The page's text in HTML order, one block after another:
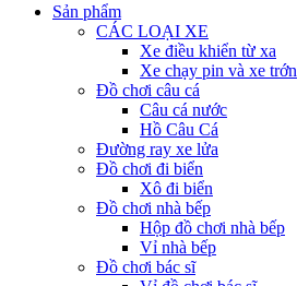
Sản phẩm
CÁC LOẠI XE
Xe điều khiển từ xa
Xe chạy pin và xe trớn
Đồ chơi câu cá
Câu cá nước
Hồ Câu Cá
Đường ray xe lửa
Đồ chơi đi biển
Xô đi biển
Đồ chơi nhà bếp
Hộp đồ chơi nhà bếp
Vỉ nhà bếp
Đồ chơi bác sĩ